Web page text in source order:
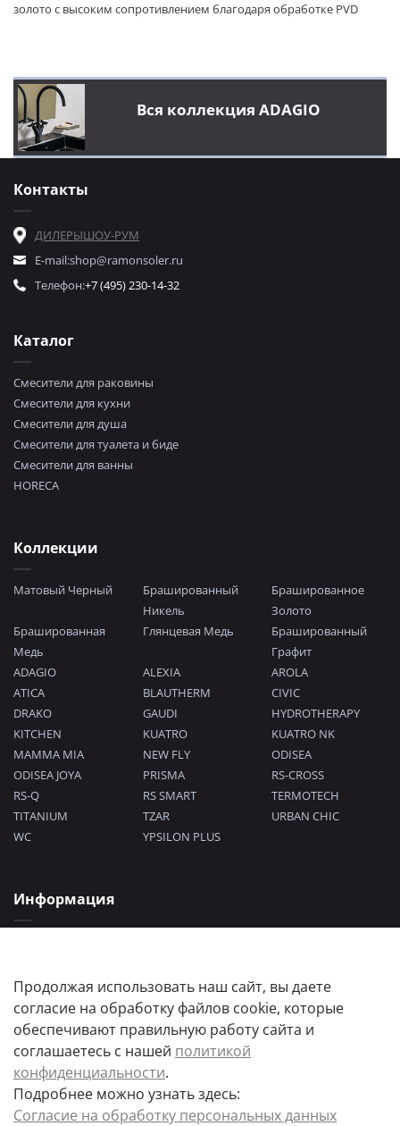
Вся коллекция ADAGIO
золото с высоким сопротивлением благодаря обработке PVD
Каталог
Смесители для раковины
Смесители для кухни
Смесители для душа
Смесители для туалета и биде
Смесители для ванны
HORECA
Коллекции
Матовый Черный
Брашированный
Никель
Брашированное
Золото
Брашированная
Медь
Глянцевая Медь
Брашированный
Графит
ADAGIO
ALEXIA
AROLA
ATICA
BLAUTHERM
CIVIC
DRAKO
GAUDI
HYDROTHERAPY
KITCHEN
KUATRO
KUATRO NK
MAMMA MIA
NEW FLY
ODISEA
ODISEA JOYA
PRISMA
RS-CROSS
RS-Q
RS SMART
TERMOTECH
TITANIUM
TZAR
URBAN CHIC
WC
YPSILON PLUS
Информация
Пользовательское соглашение
Контакты
ДИЛЕРЫШОУ-РУМ
E-mail:shop@ramonsoler.ru
Телефон:+7 (495) 230-14-32
Цены товаров и их количество, а так же комплектация и цвета носят
Продолжая использовать наш сайт, вы даете
согласие на обработку файлов cookie, которые
обеспечивают правильную работу сайта и
соглашаетесь с нашей политикой
конфиденциальности.
Подробнее можно узнать здесь:
Согласие на обработку персональных данных